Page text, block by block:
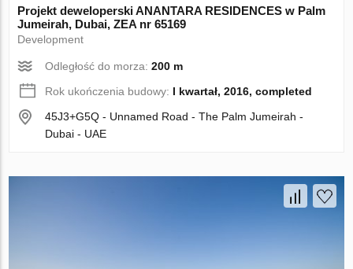
Projekt deweloperski ANANTARA RESIDENCES w Palm
Jumeirah, Dubai, ZEA nr 65169
Development
Odległość do morza:200 m
Rok ukończenia budowy: I kwartał, 2016, completed
45J3+G5Q - Unnamed Road - The Palm Jumeirah -
Dubai - UAE